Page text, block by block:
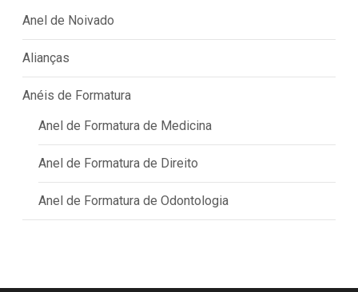
Anel de Noivado
Alianças
Anéis de Formatura
Anel de Formatura de Medicina
Anel de Formatura de Direito
Anel de Formatura de Odontologia